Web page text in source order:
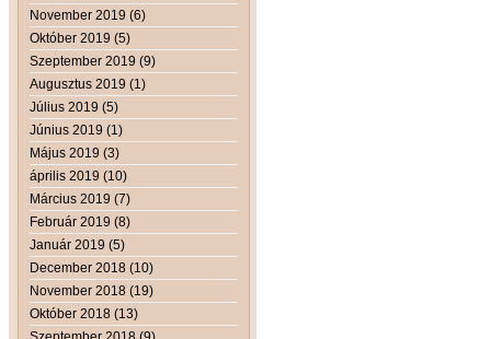
November 2019 (6)
Október 2019 (5)
Szeptember 2019 (9)
Augusztus 2019 (1)
Július 2019 (5)
Június 2019 (1)
Május 2019 (3)
április 2019 (10)
Március 2019 (7)
Február 2019 (8)
Január 2019 (5)
December 2018 (10)
November 2018 (19)
Október 2018 (13)